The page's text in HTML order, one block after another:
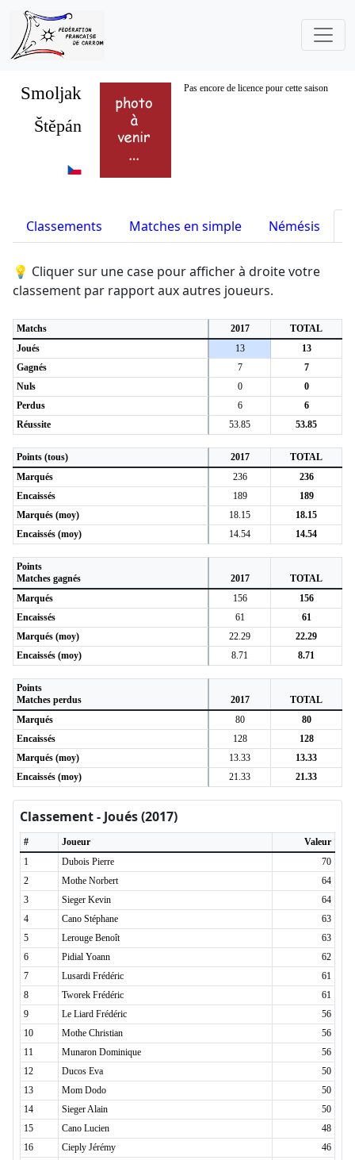
Smoljak Pas encore de licence pour cette saison
Štěpán
Classements Matches en simple Némésis
💡 Cliquer sur une case pour afficher à droite votre
classement par rapport aux autres joueurs.
Matchs 2017
TOTAL
Joués
13
13
Gagnés
7
7
Nuls
0
0
Perdus
6
6
Réussite
53.85 53.85
Points (tous) 2017
TOTAL
Marqués
236
236
Encaissés
189
189
Marqués (moy)
18.15
18.15
Encaissés (moy)
14.54 14.54
Points
Matches gagnés
2017
TOTAL
Marqués
156
156
Encaissés
61
61
Marqués (moy)
22.29
22.29
Encaissés (moy)
8.71 8.71
Points
Matches perdus
2017
TOTAL
Marqués
80
80
Encaissés
128
128
Marqués (moy)
13.33
13.33
Encaissés (moy)
21.33 21.33
Classement - Joués (2017)
# Joueur
Valeur
1
Dubois Pierre
70
2
Mothe Norbert
64
3
Sieger Kevin
64
4
Cano Stéphane
63
5
Lerouge Benoît
63
6
Pidial Yoann
62
7
Lusardi Frédéric
61
8
Tworek Frédéric
61
9
Le Liard Frédéric
56
10
Mothe Christian
56
11
Munaron Dominique
56
12
Ducos Eva
50
13
Mom Dodo
50
14
Sieger Alain
50
15
Cano Lucien
48
16
Cieply Jérémy
46